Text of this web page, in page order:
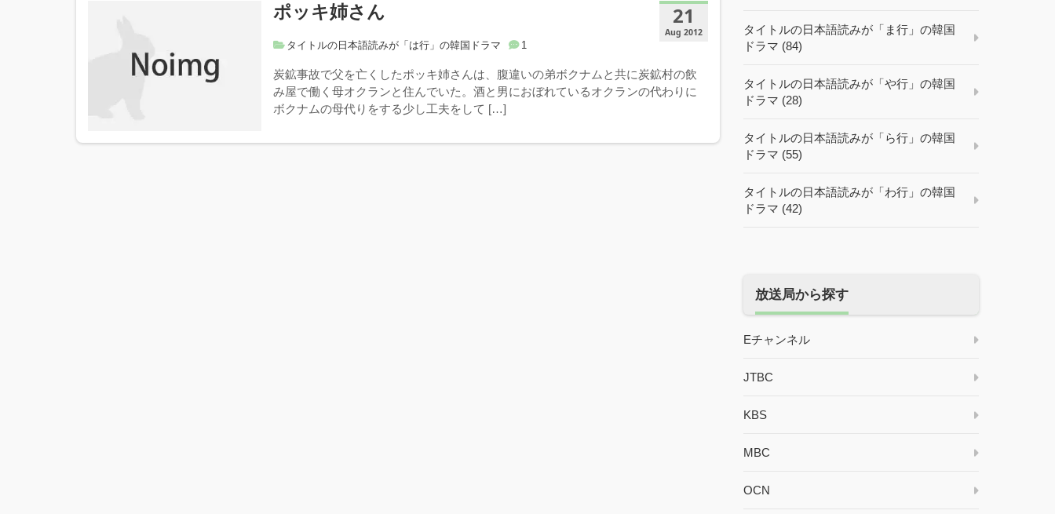
21
Aug 2012
ポッキ姉さん
タイトルの日本語読みが「は行」の韓国ドラマ 1
炭鉱事故で父を亡くしたポッキ姉さんは、腹違いの弟ボクナムと共に炭鉱村の飲
み屋で働く母オクランと住んでいた。酒と男におぼれているオクランの代わりに
ボクナムの母代りをする少し工夫をして […]
タイトルの日本語読みが「ま行」の韓国
ドラマ (84)
タイトルの日本語読みが「や行」の韓国
ドラマ (28)
タイトルの日本語読みが「ら行」の韓国
ドラマ (55)
タイトルの日本語読みが「わ行」の韓国
ドラマ (42)
放送局から探す
Eチャンネル
JTBC
KBS
MBC
OCN